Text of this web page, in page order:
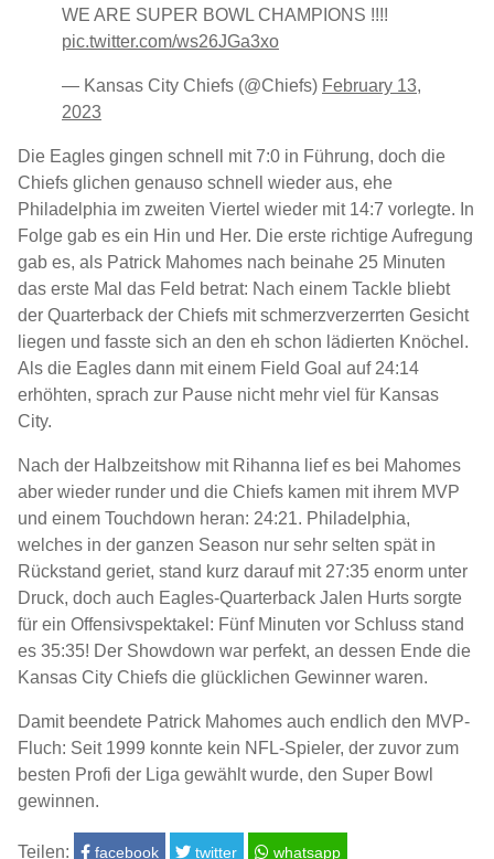
WE ARE SUPER BOWL CHAMPIONS !!!!
pic.twitter.com/ws26JGa3xo
— Kansas City Chiefs (@Chiefs) February 13,
2023
Die Eagles gingen schnell mit 7:0 in Führung, doch die
Chiefs glichen genauso schnell wieder aus, ehe
Philadelphia im zweiten Viertel wieder mit 14:7 vorlegte. In
Folge gab es ein Hin und Her. Die erste richtige Aufregung
gab es, als Patrick Mahomes nach beinahe 25 Minuten
das erste Mal das Feld betrat: Nach einem Tackle bliebt
der Quarterback der Chiefs mit schmerzverzerrten Gesicht
liegen und fasste sich an den eh schon lädierten Knöchel.
Als die Eagles dann mit einem Field Goal auf 24:14
erhöhten, sprach zur Pause nicht mehr viel für Kansas
City.
Nach der Halbzeitshow mit Rihanna lief es bei Mahomes
aber wieder runder und die Chiefs kamen mit ihrem MVP
und einem Touchdown heran: 24:21. Philadelphia,
welches in der ganzen Season nur sehr selten spät in
Rückstand geriet, stand kurz darauf mit 27:35 enorm unter
Druck, doch auch Eagles-Quarterback Jalen Hurts sorgte
für ein Offensivspektakel: Fünf Minuten vor Schluss stand
es 35:35! Der Showdown war perfekt, an dessen Ende die
Kansas City Chiefs die glücklichen Gewinner waren.
Damit beendete Patrick Mahomes auch endlich den MVP-
Fluch: Seit 1999 konnte kein NFL-Spieler, der zuvor zum
besten Profi der Liga gewählt wurde, den Super Bowl
gewinnen.
Teilen: facebook twitter whatsapp